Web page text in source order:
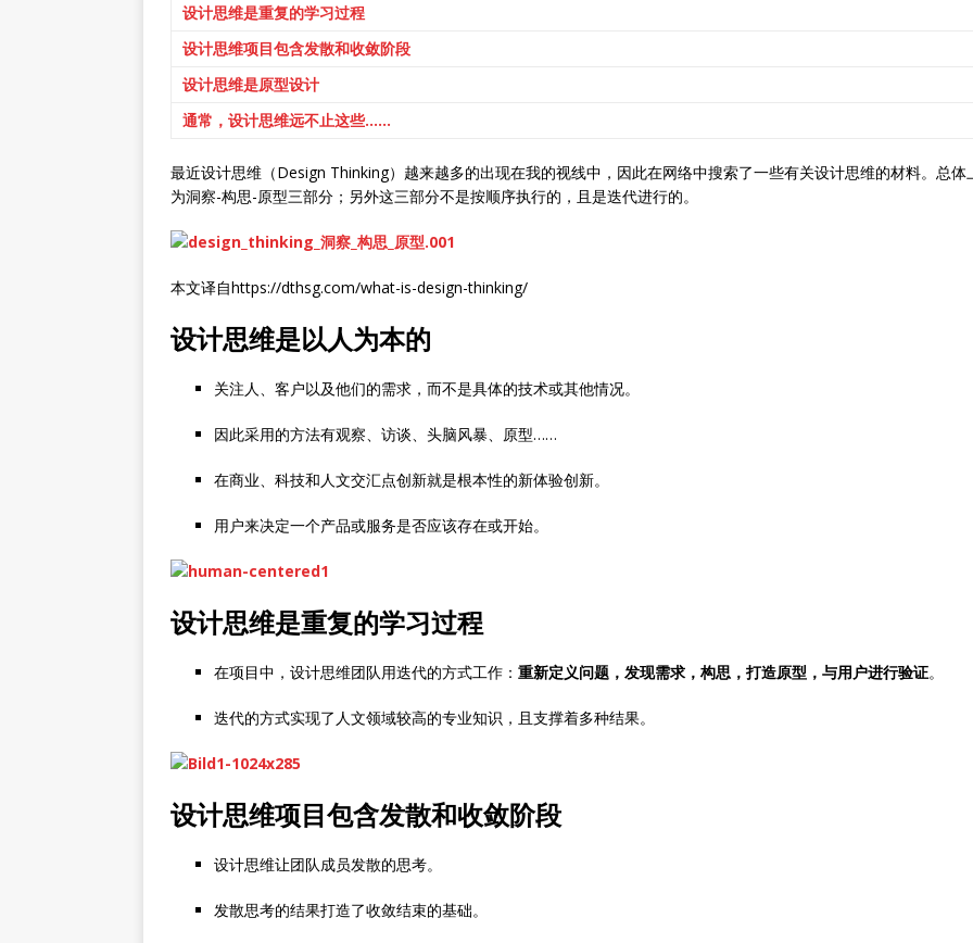
设计思维是重复的学习过程
设计思维项目包含发散和收敛阶段
设计思维是原型设计
通常，设计思维远不止这些……
最近设计思维（Design Thinking）越来越多的出现在我的视线中，因此在网络中搜索了一些有关设计思维的材料。总
为洞察-构思-原型三部分；另外这三部分不是按顺序执行的，且是迭代进行的。
本文译自https://dthsg.com/what-is-design-thinking/
设计思维是以人为本的
关注人、客户以及他们的需求，而不是具体的技术或其他情况。
因此采用的方法有观察、访谈、头脑风暴、原型……
在商业、科技和人文交汇点创新就是根本性的新体验创新。
用户来决定一个产品或服务是否应该存在或开始。
设计思维是重复的学习过程
在项目中，设计思维团队用迭代的方式工作： 重新定义问题，发现需求，构思，打造原型，与用户进行验证。
迭代的方式实现了人文领域较高的专业知识，且支撑着多种结果。
设计思维项目包含发散和收敛阶段
设计思维让团队成员发散的思考。
发散思考的结果打造了收敛结束的基础。